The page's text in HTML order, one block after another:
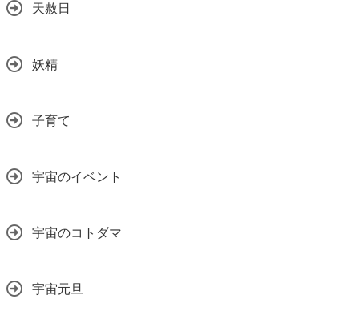
天赦日
妖精
子育て
宇宙のイベント
宇宙のコトダマ
宇宙元旦